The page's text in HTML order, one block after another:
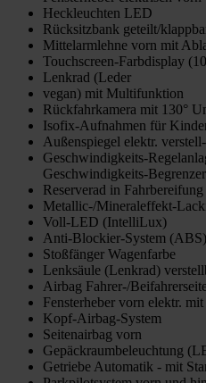
Heckleuchten LED
Rücksitzbank geteilt/
Mittelarmlehne vorn mit
Touchscreen-Farbdisplay
Lenkrad (Leder
vegan) mit Multifunktion
Rückfahrkamera mit 130°
Isofix-Aufnahmen für
Außenspiegel elektr.
Geschwindigkeits-
Geschwindigkeits-
Reserverad in Fahrbereifung
Metallic-/Mineraleffekt-
Voll-LED (IntelliLux)
Anti-Blockier-System (ABS)
Stoßfänger Wagenfarbe
Lenksäule (Lenkrad)
Airbag Fahrer-/
Fensterheber vorn elektr.
Kopf-Airbag-System
Seitenairbag vorn
Gepäckraumbeleuchtung
Getriebe Automatik - mit